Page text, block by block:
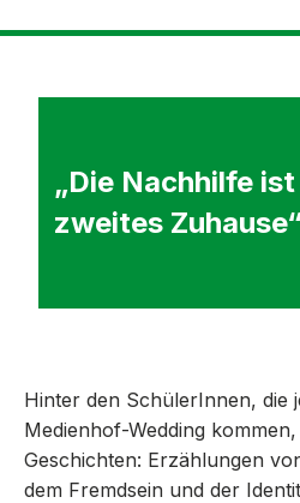
„Die Nachhilfe
zweites Zuhause“
Hinter den SchülerInnen, die
Medienhof-Wedding
Geschichten: Erzählungen
dem Fremdsein und der